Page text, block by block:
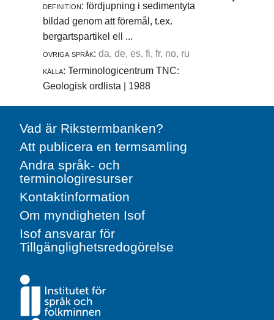
definition: fördjupning i sedimentyta
bildad genom att föremål, t.ex.
bergartspartikel ell ...
övriga språk: da, de, es, fi, fr, no, ru
källa: Terminologicentrum TNC:
Geologisk ordlista | 1988
Vad är Rikstermbanken?
Att publicera en termsamling
Andra språk- och
terminologiresurser
Kontaktinformation
Om myndigheten Isof
Isof ansvarar för
Tillgänglighetsredogörelse